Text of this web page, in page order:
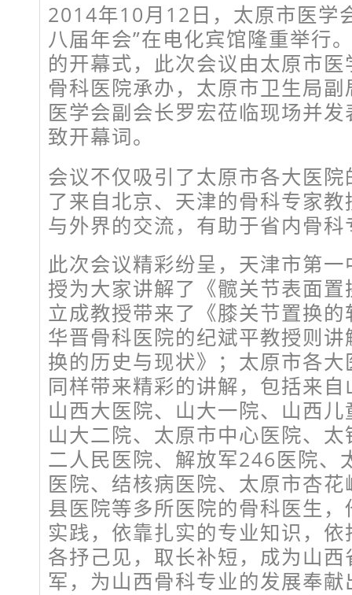
2014年10月12日，太原市医学
八届年会”在电化宾馆隆重举行
的开幕式，此次会议由太原市
骨科医院承办，太原市卫生局
医学会副会长罗宏莅临现场并
致开幕词。
会议不仅吸引了太原市各大医
了来自北京、天津的骨科专家
与外界的交流，有助于省内骨
此次会议精彩纷呈，天津市第
授为大家讲解了《髋关节表面
立成教授带来了《膝关节置换
华晋骨科医院的纪斌平教授则
换的历史与现状》；太原市各
同样带来精彩的讲解，包括来
山西大医院、山大一院、山西
山大二院、太原市中心医院、
二人民医院、解放军246医院、
医院、结核病医院、太原市杏
县医院等多所医院的骨科医生
实践，依靠扎实的专业知识，
各抒己见，取长补短，成为山
军，为山西骨科专业的发展奉